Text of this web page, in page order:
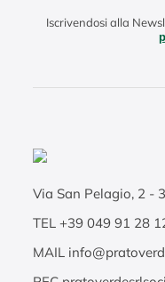
Iscrivendosi alla
Via San Pelagio, 2 -
TEL+39 049 91 28
MAIL